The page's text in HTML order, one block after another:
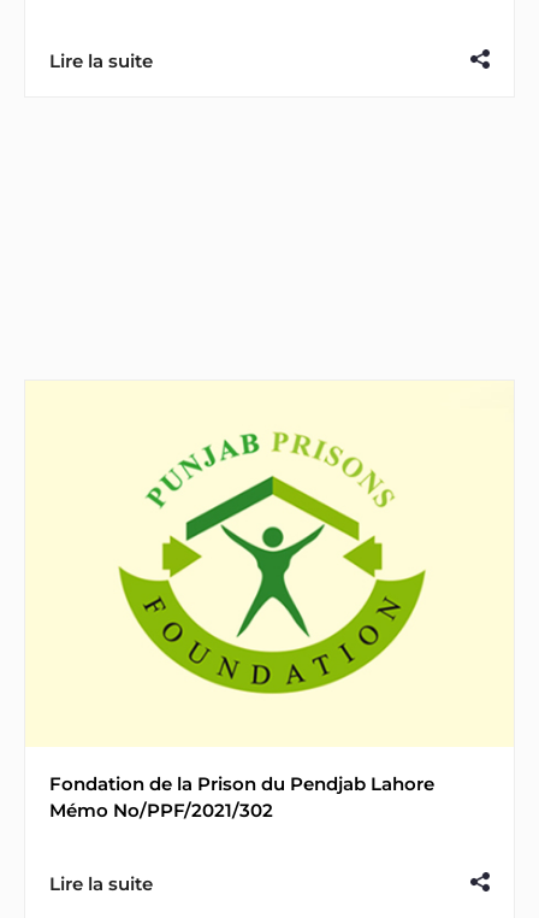
Lire la suite
Fondation de la Prison du Pendjab Lahore
Mémo No/PPF/2021/302
Lire la suite